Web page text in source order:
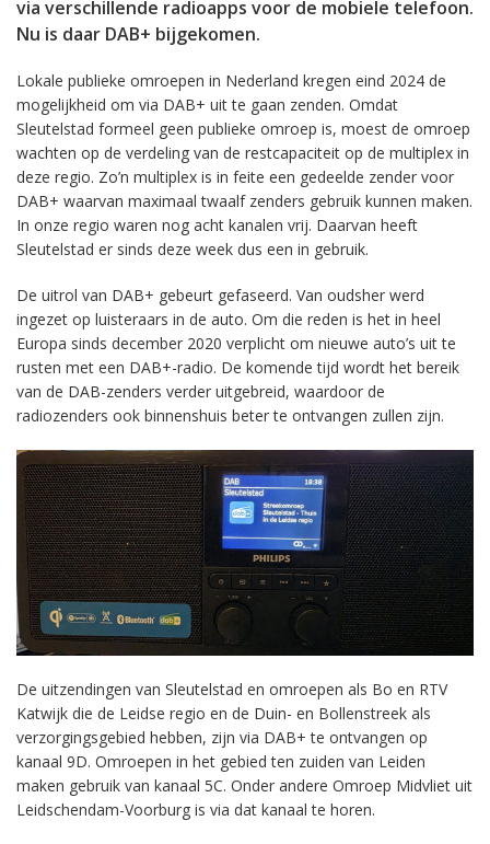
via verschillende radioapps voor de mobiele telefoon.
Nu is daar DAB+ bijgekomen.
Lokale publieke omroepen in Nederland kregen eind 2024 de
mogelijkheid om via DAB+ uit te gaan zenden. Omdat
Sleutelstad formeel geen publieke omroep is, moest de omroep
wachten op de verdeling van de restcapaciteit op de multiplex in
deze regio. Zo’n multiplex is in feite een gedeelde zender voor
DAB+ waarvan maximaal twaalf zenders gebruik kunnen maken.
In onze regio waren nog acht kanalen vrij. Daarvan heeft
Sleutelstad er sinds deze week dus een in gebruik.
De uitrol van DAB+ gebeurt gefaseerd. Van oudsher werd
ingezet op luisteraars in de auto. Om die reden is het in heel
Europa sinds december 2020 verplicht om nieuwe auto’s uit te
rusten met een DAB+-radio. De komende tijd wordt het bereik
van de DAB-zenders verder uitgebreid, waardoor de
radiozenders ook binnenshuis beter te ontvangen zullen zijn.
De uitzendingen van Sleutelstad en omroepen als Bo en RTV
Katwijk die de Leidse regio en de Duin- en Bollenstreek als
verzorgingsgebied hebben, zijn via DAB+ te ontvangen op
kanaal 9D. Omroepen in het gebied ten zuiden van Leiden
maken gebruik van kanaal 5C. Onder andere Omroep Midvliet uit
Leidschendam-Voorburg is via dat kanaal te horen.